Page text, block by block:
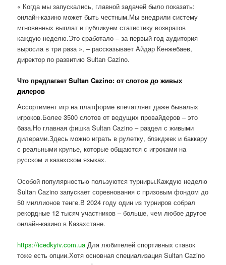
« Когда мы запускались, главной задачей было показать:
онлайн-казино может быть честным.Мы внедрили систему
мгновенных выплат и публикуем статистику возвратов
каждую неделю.Это сработало – за первый год аудитория
выросла в три раза », – рассказывает Айдар Кенжебаев,
директор по развитию Sultan Cazino.
Что предлагает Sultan Cazino: от слотов до живых
дилеров
Ассортимент игр на платформе впечатляет даже бывалых
игроков.Более 3500 слотов от ведущих провайдеров – это
база.Но главная фишка Sultan Cazino – раздел с живыми
дилерами.Здесь можно играть в рулетку, блэкджек и баккару
с реальными крупье, которые общаются с игроками на
русском и казахском языках.
Особой популярностью пользуются турниры.Каждую неделю
Sultan Cazino запускает соревнования с призовым фондом до
50 миллионов тенге.В 2024 году один из турниров собрал
рекордные 12 тысяч участников – больше, чем любое другое
онлайн-казино в Казахстане.
https://icedkyiv.com.ua Для любителей спортивных ставок
тоже есть опции.Хотя основная специализация Sultan Cazino